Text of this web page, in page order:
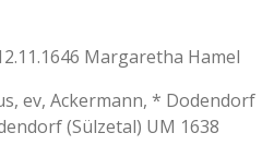
Margaretha Hamel
ev, Ackermann, * Dodendorf
(Sülzetal) UM 1638